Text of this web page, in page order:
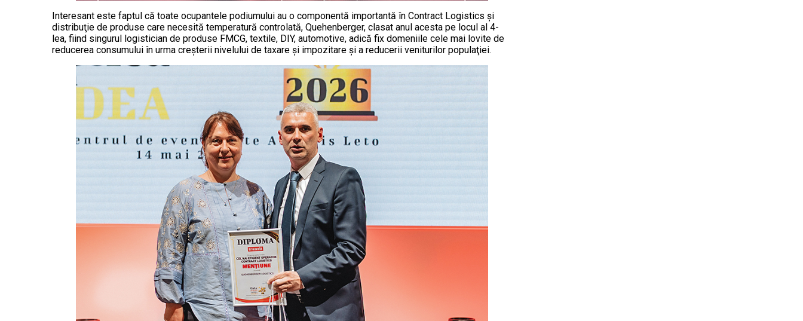
Interesant este faptul că toate ocupantele podiumului au o componentă importantă în Contract Logistics şi
distribuţie de produse care necesită temperatură controlată, Quehenberger, clasat anul acesta pe locul al 4-
lea, fiind singurul logistician de produse FMCG, textile, DIY, automotive, adică fix domeniile cele mai lovite de
reducerea consumului în urma creşterii nivelului de taxare şi impozitare şi a reducerii veniturilor populaţiei.